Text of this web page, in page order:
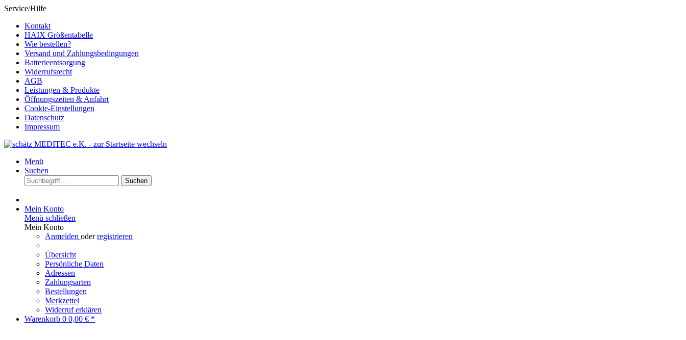
Service/Hilfe
Kontakt
HAIX Größentabelle
Wie bestellen?
Versand und Zahlungsbedingungen
Batterieentsorgung
Widerrufsrecht
AGB
Leistungen & Produkte
Öffnungszeiten & Anfahrt
Cookie-Einstellungen
Datenschutz
Impressum
Menü
Suchen
Suchen
Mein Konto
Menü schließen
Mein Konto
Anmelden oderregistrieren
Übersicht
Persönliche Daten
Adressen
Zahlungsarten
Bestellungen
Merkzettel
Widerruf erklären
Warenkorb 0 0,00 € *